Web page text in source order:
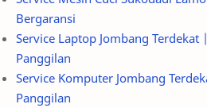
Bergaransi
Service Laptop Jombang
Panggilan
Service Komputer Jombang
Panggilan